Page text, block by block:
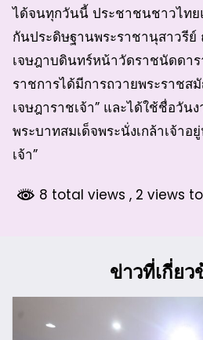
ได้จนทุกวันนี้ ประชาชนชาวไทย
กันประดิษฐานพระราชานุสาวรี
เจษฎาบดินทร์หน้าวัดราชนัดดาร
ราชการได้มีการถวายพระราชส
เจษฎาราชเจ้า” และได้ใช้ชื่อวัน
พระบาทสมเด็จพระนั่งเกล้าเจ้าอ
เจ้า”
8 total views , 2 views
ข่าวที่เกี่ยว